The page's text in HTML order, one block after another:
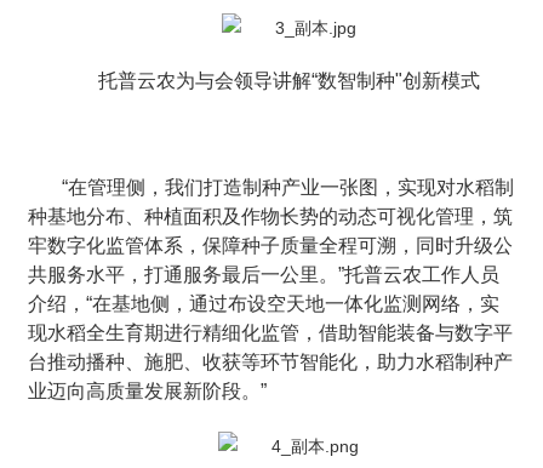
托普云农为与会领导讲解“数智制种"创新模式
“在管理侧，我们打造制种产业一张图，实现对水稻制
种基地分布、种植面积及作物长势的动态可视化管理，筑
牢数字化监管体系，保障种子质量全程可溯，同时升级公
共服务水平，打通服务最后一公里。”托普云农工作人员
介绍，“在基地侧，通过布设空天地一体化监测网络，实
现水稻全生育期进行精细化监管，借助智能装备与数字平
台推动播种、施肥、收获等环节智能化，助力水稻制种产
业迈向高质量发展新阶段。”